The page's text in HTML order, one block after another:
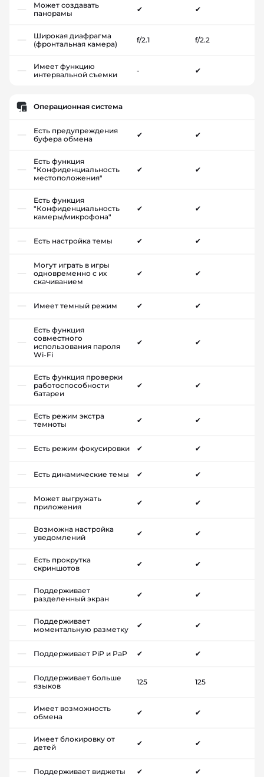
Может создавать
панорамы
✔ ✔
Широкая диафрагма
(фронтальная камера)
f/2.1 f/2.2
Имеет функцию
интервальной съемки
- ✔
Операционная система
Есть предупреждения
буфера обмена
✔ ✔
Есть функция
"Конфиденциальность
местоположения"
✔ ✔
Есть функция
"Конфиденциальность
камеры/микрофона"
✔ ✔
Есть настройка темы ✔ ✔
Могут играть в игры
одновременно с их
скачиванием
✔ ✔
Имеет темный режим ✔ ✔
Есть функция
совместного
использования пароля
Wi-Fi
✔ ✔
Есть функция проверки
работоспособности
батареи
✔ ✔
Есть режим экстра
темноты
✔ ✔
Есть режим фокусировки ✔ ✔
Есть динамические темы ✔ ✔
Может выгружать
приложения
✔ ✔
Возможна настройка
уведомлений
✔ ✔
Есть прокрутка
скриншотов
✔ ✔
Поддерживает
разделенный экран
✔ ✔
Поддерживает
моментальную разметку
✔ ✔
Поддерживает PiP и PaP ✔ ✔
Поддерживает больше
языков
125 125
Имеет возможность
обмена
✔ ✔
Имеет блокировку от
детей
✔ ✔
Поддерживает виджеты ✔ ✔